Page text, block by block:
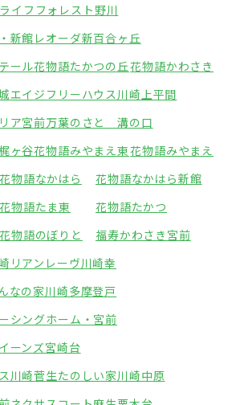
ライフフォレスト野川
新館 レオーダ新百合ヶ丘
ール花物語たかつの丘花物語かわさき
エイジフリーハウス川崎上平間
ア宮前万葉のさと 溝の口
ヶ谷花物語みやまえ東花物語みやまえ
花物語なかはら
花物語なかはら新館
花物語たま東
花物語たかつ
花物語のぼりと
福寿かわさき宮前
リアンレーヴ川崎幸
なの家川崎多摩登戸
シングホーム・宮前
ーンズ宮崎台
川崎菅生たのしい家川崎中原